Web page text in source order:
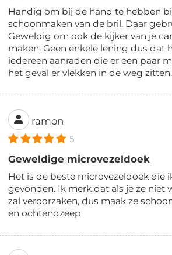
Handig om bij de hand te hebben
schoonmaken van de bril. Daar
Geweldig om ook de kijker van je
maken. Geen enkele lening dus dat
iedereen aanraden die er een paar
het geval er vlekken in de weg zitten.
ramon
5
Geweldige microvezeldoek
Het is de beste microvezeldoek die
gevonden. Ik merk dat als je ze niet
zal veroorzaken, dus maak ze
en ochtendzeep